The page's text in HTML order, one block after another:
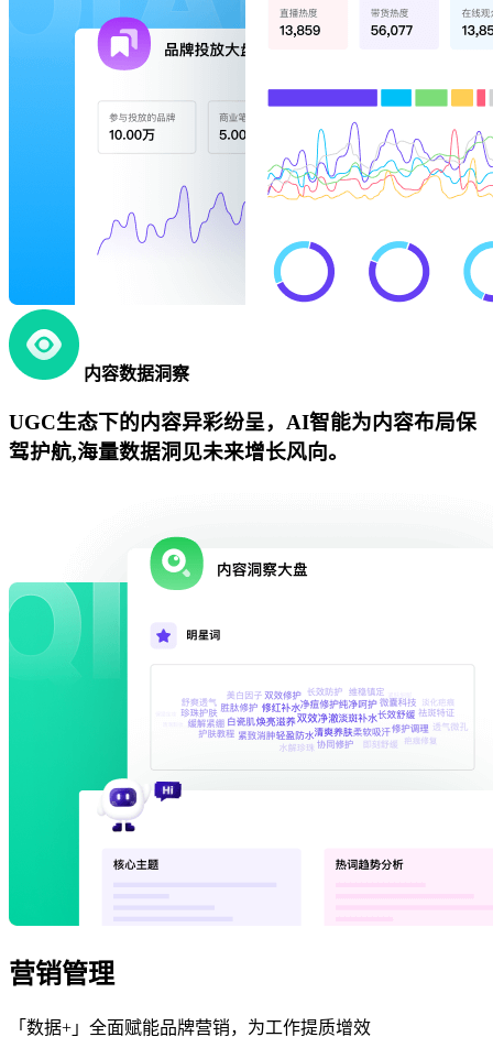
内容数据洞察
UGC生态下的内容异彩纷呈，AI智能为内容布局保
驾护航,海量数据洞见未来增长风向。
营销管理
「数据+」全面赋能品牌营销，为工作提质增效